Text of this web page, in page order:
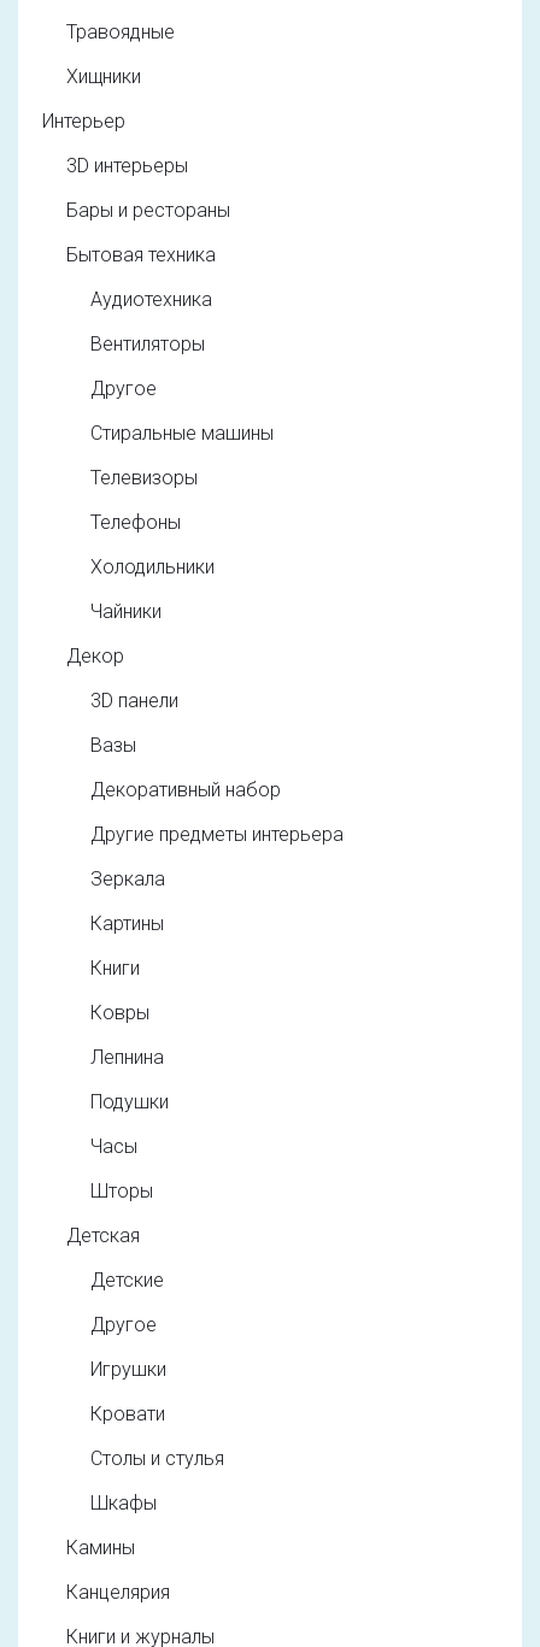
Травоядные
Хищники
Интерьер
3D интерьеры
Бары и рестораны
Бытовая техника
Аудиотехника
Вентиляторы
Другое
Стиральные машины
Телевизоры
Телефоны
Холодильники
Чайники
Декор
3D панели
Вазы
Декоративный набор
Другие предметы интерьера
Зеркала
Картины
Книги
Ковры
Лепнина
Подушки
Часы
Шторы
Детская
Детские
Другое
Игрушки
Кровати
Столы и стулья
Шкафы
Камины
Канцелярия
Книги и журналы